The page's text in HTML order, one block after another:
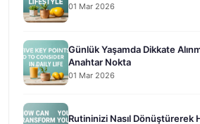
01 Mar 2026
Günlük Yaşamda Dikkate
Anahtar Nokta
01 Mar 2026
Rutininizi Nasıl Dönüştürerek